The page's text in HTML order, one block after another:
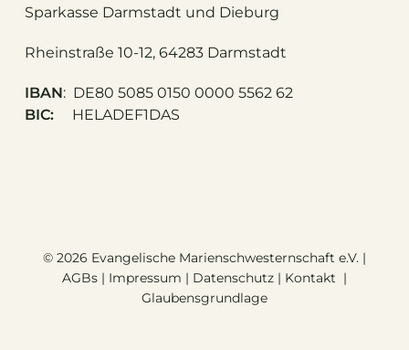
Sparkasse Darmstadt und Dieburg
Rheinstraße 10-12, 64283 Darmstadt
IBAN: DE80 5085 0150 0000 5562 62
BIC:HELADEF1DAS
© 2026 Evangelische Marienschwesternschaft e.V. |
AGBs| Impressum | Datenschutz| Kontakt |
Glaubensgrundlage